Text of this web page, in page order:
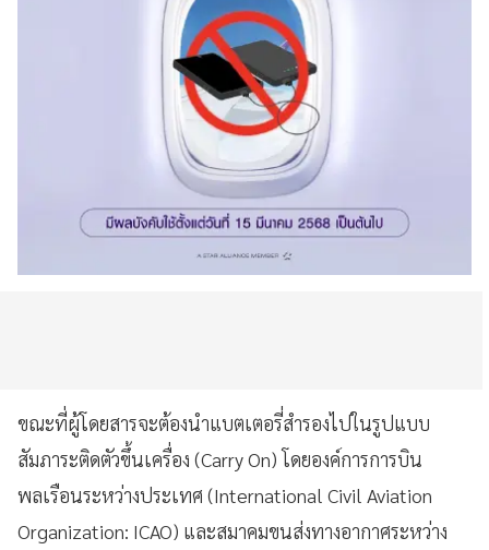
ขณะที่ผู้โดยสารจะต้องนำแบตเตอรี่สำรองไปในรูปแบบ
สัมภาระติดตัวขึ้นเครื่อง (Carry On) โดยองค์การการบิน
พลเรือนระหว่างประเทศ (International Civil Aviation
Organization: ICAO) และสมาคมขนส่งทางอากาศระหว่าง